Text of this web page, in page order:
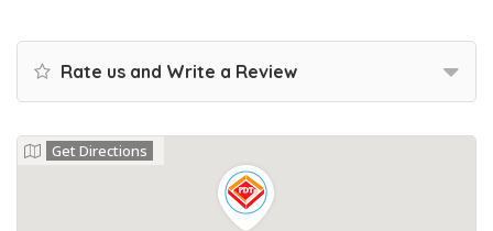
Rate us and Write a Review
Get Directions